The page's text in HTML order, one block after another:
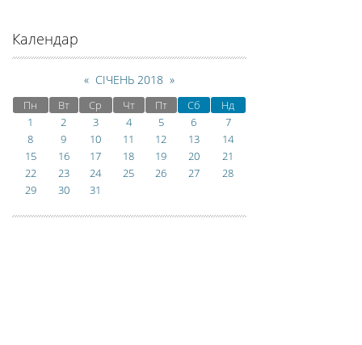
Календар
« СІЧЕНЬ 2018 »
Пн Вт Ср Чт Пт Сб
Нд
1
2 3 4 5 6
7
8
9 10 11 12 13
14
15
16 17 18 19 20
21
22
23 24 25 26 27
28
29
30 31